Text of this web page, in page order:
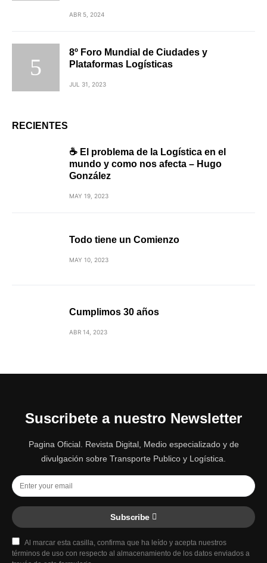
ABR 5, 2024
8º Foro Mundial de Ciudades y
Plataformas Logísticas
JUL 31, 2023
RECIENTES
☕ El problema de la Logística en el
mundo y como nos afecta – Hugo
González
MAY 19, 2023
Todo tiene un Comienzo
MAY 10, 2023
Cumplimos 30 años
ABR 14, 2023
Suscribete a nuestro Newsletter
Pagina Oficial. Revista Digital, Medio especializado y de
divulgación sobre Transporte Publico y Logística.
Subscribe
Al marcar esta casilla, confirma que ha leído y acepta nuestros
términos de uso con respecto al almacenamiento de los datos enviados a